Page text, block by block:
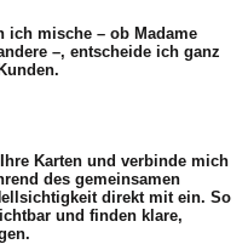
ich mische – ob Madame
–, entscheide ich ganz
Karten und verbinde mich
des gemeinsamen
direkt mit ein. So
und finden klare,